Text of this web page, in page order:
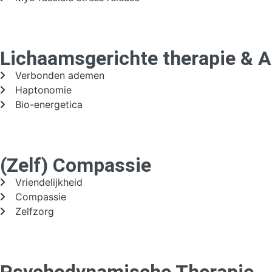
Lichaamsgerichte therapie &
Verbonden ademen
Haptonomie
Bio-energetica
(Zelf) Compassie
Vriendelijkheid
Compassie
Zelfzorg